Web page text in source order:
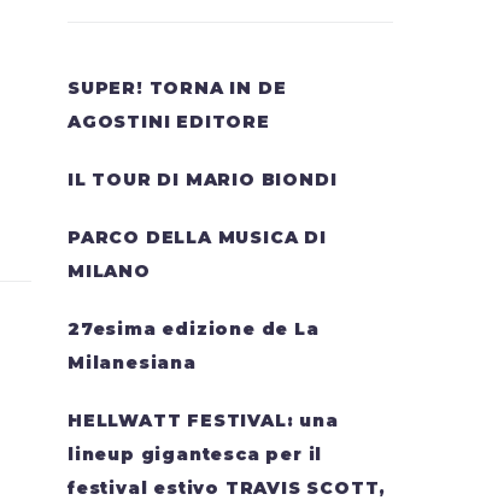
SUPER! TORNA IN DE
AGOSTINI EDITORE
IL TOUR DI MARIO BIONDI
PARCO DELLA MUSICA DI
MILANO
27esima edizione de La
Milanesiana
HELLWATT FESTIVAL: una
lineup gigantesca per il
festival estivo TRAVIS SCOTT,